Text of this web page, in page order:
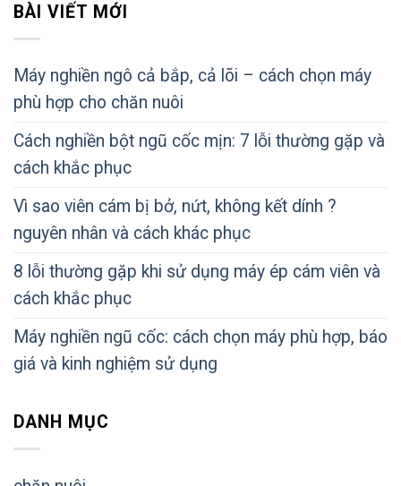
BÀI VIẾT MỚI
Máy nghiền ngô cả bắp, cả lõi – cách chọn máy
phù hợp cho chăn nuôi
Cách nghiền bột ngũ cốc mịn: 7 lỗi thường gặp và
cách khắc phục
Vì sao viên cám bị bở, nứt, không kết dính ?
nguyên nhân và cách khác phục
8 lỗi thường gặp khi sử dụng máy ép cám viên và
cách khắc phục
Máy nghiền ngũ cốc: cách chọn máy phù hợp, báo
giá và kinh nghiệm sử dụng
DANH MỤC